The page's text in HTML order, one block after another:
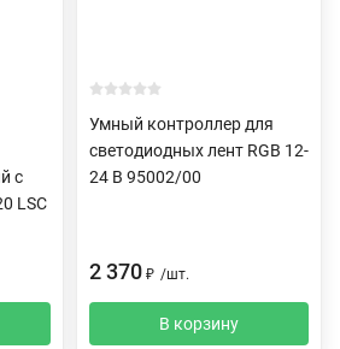
с
LSC
Умный контроллер для
светодиодных лент RGB 12-
24 В 95002/00
2 370 ₽ /шт.
В корзину